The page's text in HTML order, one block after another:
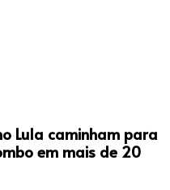
Lula caminham para
em mais de 20